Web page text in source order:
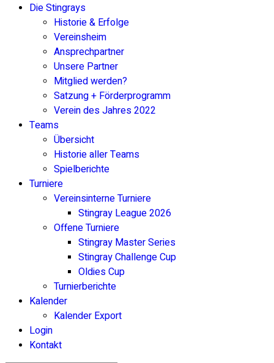
Die Stingrays
Historie & Erfolge
Vereinsheim
Ansprechpartner
Unsere Partner
Mitglied werden?
Satzung + Förderprogramm
Verein des Jahres 2022
Teams
Übersicht
Historie aller Teams
Spielberichte
Turniere
Vereinsinterne Turniere
Stingray League 2026
Offene Turniere
Stingray Master Series
Stingray Challenge Cup
Oldies Cup
Turnierberichte
Kalender
Kalender Export
Login
Kontakt